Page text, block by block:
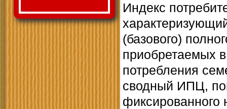
Индекс
(базового)
приобретаемых
потребления
сводный ИПЦ,
фиксированного